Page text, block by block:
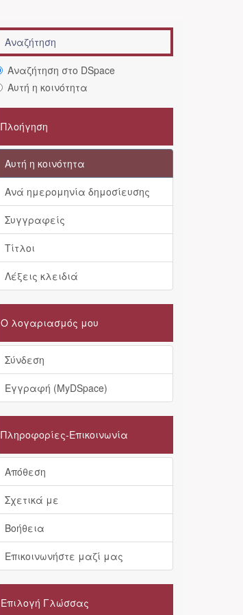
Αναζήτηση στο DSpace
Αυτή η κοινότητα
Πλοήγηση
Αυτή η κοινότητα
Ανά ημερομηνία δημοσίευσης
Συγγραφείς
Τίτλοι
Λέξεις κλειδιά
Ο λογαριασμός μου
Σύνδεση
Εγγραφή (MyDSpace)
Πληροφορίες-Επικοινωνία
Απόθεση
Σχετικά με
Βοήθεια
Επικοινωνήστε μαζί μας
Επιλογή Γλώσσας